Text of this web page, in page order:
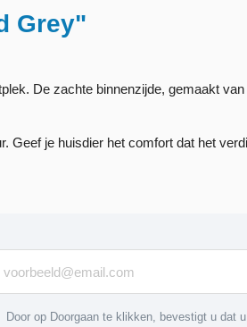
Grey"
De zachte binnenzijde, gemaakt
je huisdier het comfort dat het
Door op Doorgaan te klikken, bevestigt u dat